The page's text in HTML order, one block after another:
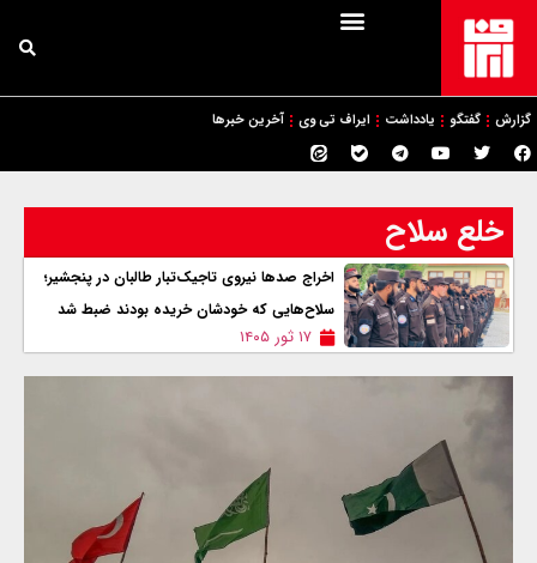
گزارش گفتگو یادداشت ایراف تی وی آخرین خبرها
خلع سلاح
اخراج صدها نیروی تاجیک‌تبار طالبان در پنجشیر؛
سلاح‌هایی که خودشان خریده بودند ضبط شد
۱۷ ثور ۱۴۰۵